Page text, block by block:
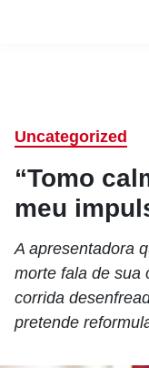
Uncategorized
“Tomo
meu
A apresentadora
morte fala de sua
corrida
pretende